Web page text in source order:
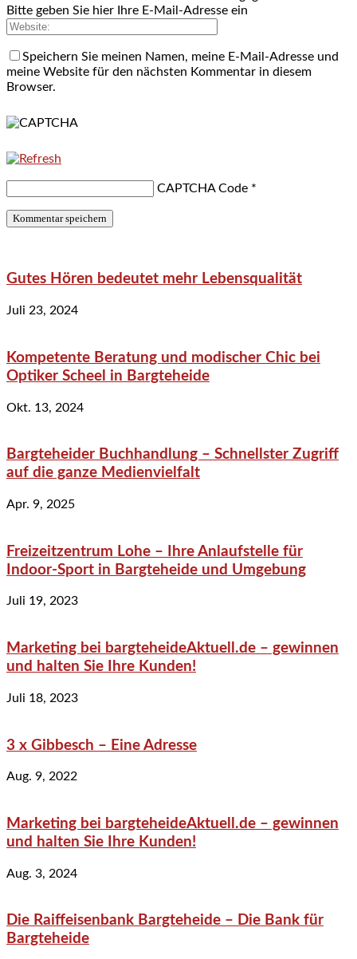
Bitte geben Sie hier Ihre E-Mail-Adresse ein
Speichern Sie meinen Namen, meine E-Mail-Adresse und
meine Website für den nächsten Kommentar in diesem
Browser.
CAPTCHA Code *
Gutes Hören bedeutet mehr Lebensqualität
Juli 23, 2024
Kompetente Beratung und modischer Chic bei
Optiker Scheel in Bargteheide
Okt. 13, 2024
Bargteheider Buchhandlung – Schnellster Zugriff
auf die ganze Medienvielfalt
Apr. 9, 2025
Freizeitzentrum Lohe – Ihre Anlaufstelle für
Indoor-Sport in Bargteheide und Umgebung
Juli 19, 2023
Marketing bei bargteheideAktuell.de – gewinnen
und halten Sie Ihre Kunden!
Juli 18, 2023
3 x Gibbesch – Eine Adresse
Aug. 9, 2022
Marketing bei bargteheideAktuell.de – gewinnen
und halten Sie Ihre Kunden!
Aug. 3, 2024
Die Raiffeisenbank Bargteheide – Die Bank für
Bargteheide